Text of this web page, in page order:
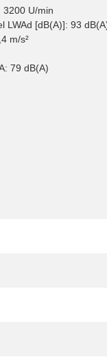
3200 U/min
LWAd [dB(A)]: 93
m/s²
79 dB(A)